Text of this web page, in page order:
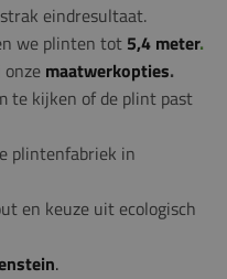
eindresultaat.
we plinten tot 5,4 meter.
maatwerkopties.
te kijken of de plint past
plintenfabriek in
en keuze uit ecologisch
.